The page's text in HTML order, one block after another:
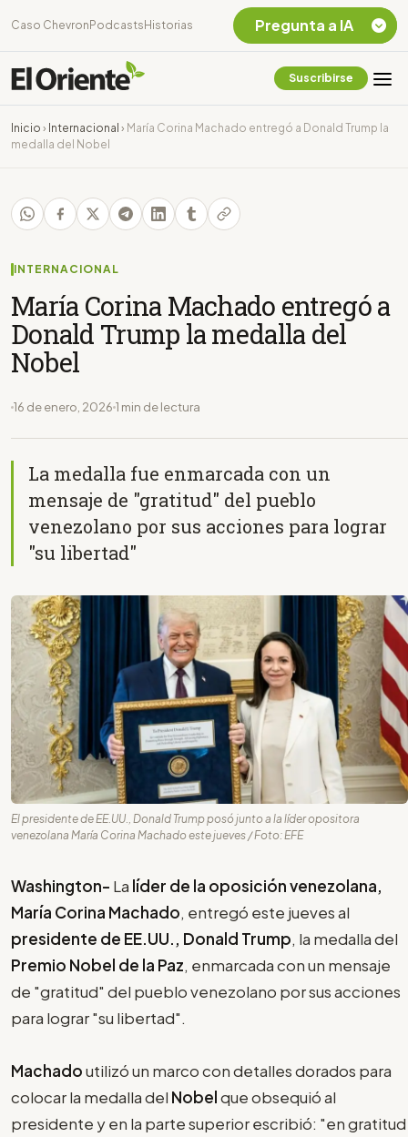
Caso Chevron Podcasts Historias
Suscribirse
Inicio › Internacional › María Corina Machado entregó a Donald Trump la
medalla del Nobel
INTERNACIONAL
María Corina Machado entregó a
Donald Trump la medalla del
Nobel
16 de enero, 2026 1 min de lectura
La medalla fue enmarcada con un
mensaje de "gratitud" del pueblo
venezolano por sus acciones para lograr
"su libertad"
El presidente de EE.UU., Donald Trump posó junto a la líder opositora
venezolana María Corina Machado este jueves / Foto: EFE
Washington- La líder de la oposición venezolana,
María Corina Machado, entregó este jueves al
presidente de EE.UU., Donald Trump, la medalla del
Premio Nobel de la Paz, enmarcada con un mensaje
de "gratitud" del pueblo venezolano por sus acciones
para lograr "su libertad".
Machadoutilizó un marco con detalles dorados para
colocar la medalla del Nobelque obsequió al
presidente y en la parte superior escribió: "en gratitud
Pregunta a IA
Chevron Ecuador